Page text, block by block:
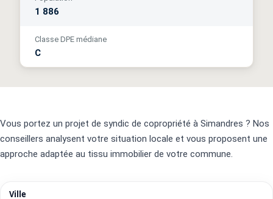
1 886
Classe DPE médiane
C
Vous portez un projet de syndic de copropriété à Simandres ? Nos
conseillers analysent votre situation locale et vous proposent une
approche adaptée au tissu immobilier de votre commune.
Ville